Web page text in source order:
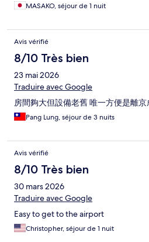
MASAKO, séjour de 1 nuit
Avis vérifié
8/10 Très bien
23 mai 2026
Traduire avec Google
房間夠大但設備老舊 唯一方便是離
Pang Lung, séjour de 3 nuits
Avis vérifié
8/10 Très bien
30 mars 2026
Traduire avec Google
Easy to get to the airport
Christopher, séjour de 1 nuit